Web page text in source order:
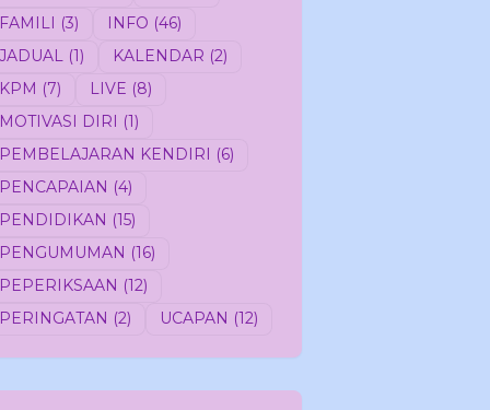
FAMILI
(3) INFO (46)
JADUAL (1) KALENDAR (2)
KPM (7) LIVE (8)
MOTIVASI DIRI
(1)
PEMBELAJARAN KENDIRI
(6)
PENCAPAIAN (4)
PENDIDIKAN (15)
PENGUMUMAN (16)
PEPERIKSAAN (12)
PERINGATAN (2) UCAPAN (12)